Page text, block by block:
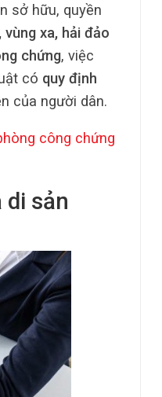
sở hữu, quyền
vùng xa, hải đảo
chứng, việc
có quy định
của người dân.
công chứng
di sản